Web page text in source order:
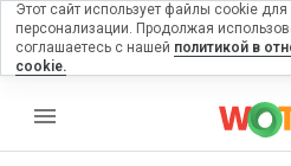
menu
на
film-
Этот сайт использует файлы cookie для
персонализации. Продолжая
соглашаетесь с нашей политикой в
cookie.